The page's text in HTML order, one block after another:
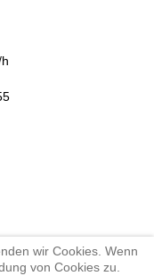
wir Cookies. Wenn
von Cookies zu.